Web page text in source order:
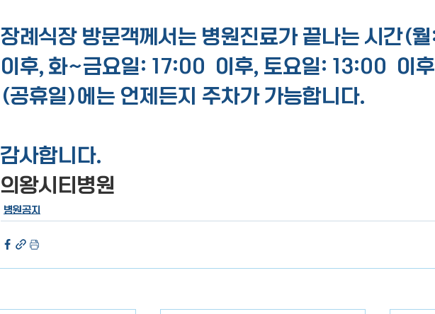
장례식장 방문객께서는 병원진료가 끝나는 시간(
이후, 화~금요일: 17:00  이후, 토요일: 13:00  이
(공휴일)에는 언제든지 주차가 가능합니다.
감사합니다.
의왕시티병원
병원공지